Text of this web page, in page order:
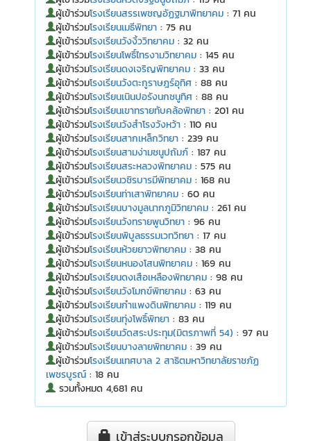
ผู้เข้าร่วมโรงเรียนสรรเพชญอัฏฐมาพิทยาคม : 71 คน
ผู้เข้าร่วมโรงเรียนเมธีพิทยา : 75 คน
ผู้เข้าร่วมโรงเรียนวังงิ้ววิทยาคม : 32 คน
ผู้เข้าร่วมโรงเรียนโพธิ์ไทรงามวิทยาคม : 145 คน
ผู้เข้าร่วมโรงเรียนดงเจริญพิทยาคม : 33 คน
ผู้เข้าร่วมโรงเรียนวังตะกูราษฎร์อุทิศ : 88 คน
ผู้เข้าร่วมโรงเรียนเนินปอรังนกชนูทิศ : 88 คน
ผู้เข้าร่วมโรงเรียนเขาทรายทับคล้อพิทยา : 201 คน
ผู้เข้าร่วมโรงเรียนวังสำโรงวังหว้า : 110 คน
ผู้เข้าร่วมโรงเรียนสากเหล็กวิทยา : 239 คน
ผู้เข้าร่วมโรงเรียนสามง่ามชนูปถัมภ์ : 187 คน
ผู้เข้าร่วมโรงเรียนสระหลวงพิทยาคม : 575 คน
ผู้เข้าร่วมโรงเรียนวชิรบารมีพิทยาคม : 168 คน
ผู้เข้าร่วมโรงเรียนท่าเสาพิทยาคม : 60 คน
ผู้เข้าร่วมโรงเรียนบางมูลนากภูมิวิทยาคม : 261 คน
ผู้เข้าร่วมโรงเรียนวังทรายพูนวิทยา : 96 คน
ผู้เข้าร่วมโรงเรียนพิบูลธรรมเวทวิทยา : 17 คน
ผู้เข้าร่วมโรงเรียนห้วยยาวพิทยาคม : 38 คน
ผู้เข้าร่วมโรงเรียนหนองโสนพิทยาคม : 169 คน
ผู้เข้าร่วมโรงเรียนดงเสือเหลืองพิทยาคม : 98 คน
ผู้เข้าร่วมโรงเรียนวังโมกข์พิทยาคม : 63 คน
ผู้เข้าร่วมโรงเรียนกำแพงดินพิทยาคม : 119 คน
ผู้เข้าร่วมโรงเรียนทุ่งโพธิ์พิทยา : 83 คน
ผู้เข้าร่วมโรงเรียนวัดสระประทุม(มิตรภาพที่ 54) : 97 คน
ผู้เข้าร่วมโรงเรียนบางลายพิทยาคม : 39 คน
ผู้เข้าร่วมโรงเรียนเทศบาล 2 สาธิตมหาวิทยาลัยราชภัฏ
เพชรบูรณ์ : 18 คน
รวมทั้งหมด 4,681 คน
เข้าสู่ระบบกรอกข้อมูล